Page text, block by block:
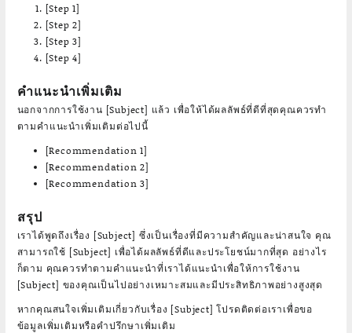
[Step 1]
[Step 2]
[Step 3]
[Step 4]
คำแนะนำเพิ่มเติม
นอกจากการใช้งาน [Subject] แล้ว เพื่อให้ได้ผลลัพธ์ที่ดีที่สุดคุณควรทำ
ตามคำแนะนำเพิ่มเติมต่อไปนี้
[Recommendation 1]
[Recommendation 2]
[Recommendation 3]
สรุป
เราได้พูดถึงเรื่อง [Subject] ซึ่งเป็นเรื่องที่มีความสำคัญและน่าสนใจ คุณ
สามารถใช้ [Subject] เพื่อได้ผลลัพธ์ที่ดีและประโยชน์มากที่สุด อย่างไร
ก็ตาม คุณควรทำตามคำแนะนำที่เราได้แนะนำเพื่อให้การใช้งาน
[Subject] ของคุณเป็นไปอย่างเหมาะสมและมีประสิทธิภาพอย่างสูงสุด
หากคุณสนใจเพิ่มเติมเกี่ยวกับเรื่อง [Subject] โปรดติดต่อเราเพื่อขอ
ข้อมูลเพิ่มเติมหรือคำปรึกษาเพิ่มเติม